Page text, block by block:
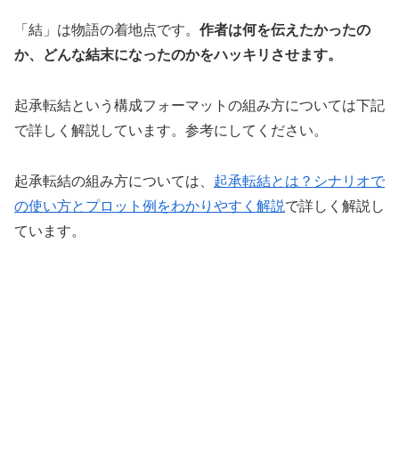
「結」は物語の着地点です。 作者は何を伝えたかったの
か、どんな結末になったのかをハッキリさせます。
起承転結という構成フォーマットの組み方については下記
で詳しく解説しています。参考にしてください。
起承転結の組み方については、 起承転結とは？シナリオで
の使い方とプロット例をわかりやすく解説で詳しく解説し
ています。